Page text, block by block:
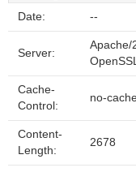
Date: --
Server:
Apache/
Cache-
Control:
no-
Content-
Length:
2678